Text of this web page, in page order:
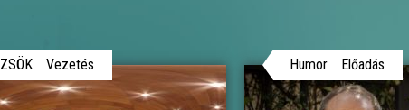
ZSÖK Vezetés Humor Előadás